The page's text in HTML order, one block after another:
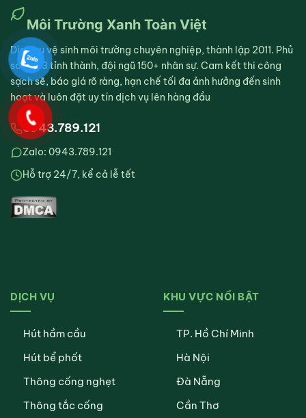
Môi Trường Xanh Toàn Việt
Dịch vụ vệ sinh môi trường chuyên nghiệp, thành lập 2011. Phủ
sóng 63 tỉnh thành, đội ngũ 150+ nhân sự. Cam kết thi công
sạch sẽ, báo giá rõ ràng, hạn chế tối đa ảnh hưởng đến sinh
hoạt và luôn đặt uy tín dịch vụ lên hàng đầu
0943.789.121
Zalo: 0943.789.121
Hỗ trợ 24/7, kể cả lễ tết
DỊCH VỤ
Hút hầm cầu
Hút bể phốt
Thông cống nghẹt
Thông tắc cống
KHU VỰC NỔI BẬT
TP. Hồ Chí Minh
Hà Nội
Đà Nẵng
Cần Thơ